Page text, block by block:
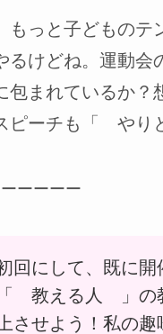
もっと子どものテ
るけどね。運動会
包まれているか？
ピーチも「 やり
ーーーー
回にして、既に開
「 教える人 」の
上させよう！私の